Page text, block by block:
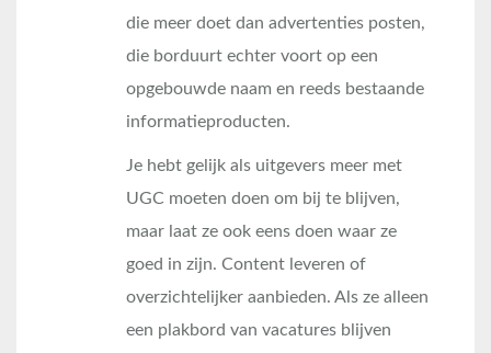
die meer doet dan advertenties posten,
die borduurt echter voort op een
opgebouwde naam en reeds bestaande
informatieproducten.
Je hebt gelijk als uitgevers meer met
UGC moeten doen om bij te blijven,
maar laat ze ook eens doen waar ze
goed in zijn. Content leveren of
overzichtelijker aanbieden. Als ze alleen
een plakbord van vacatures blijven